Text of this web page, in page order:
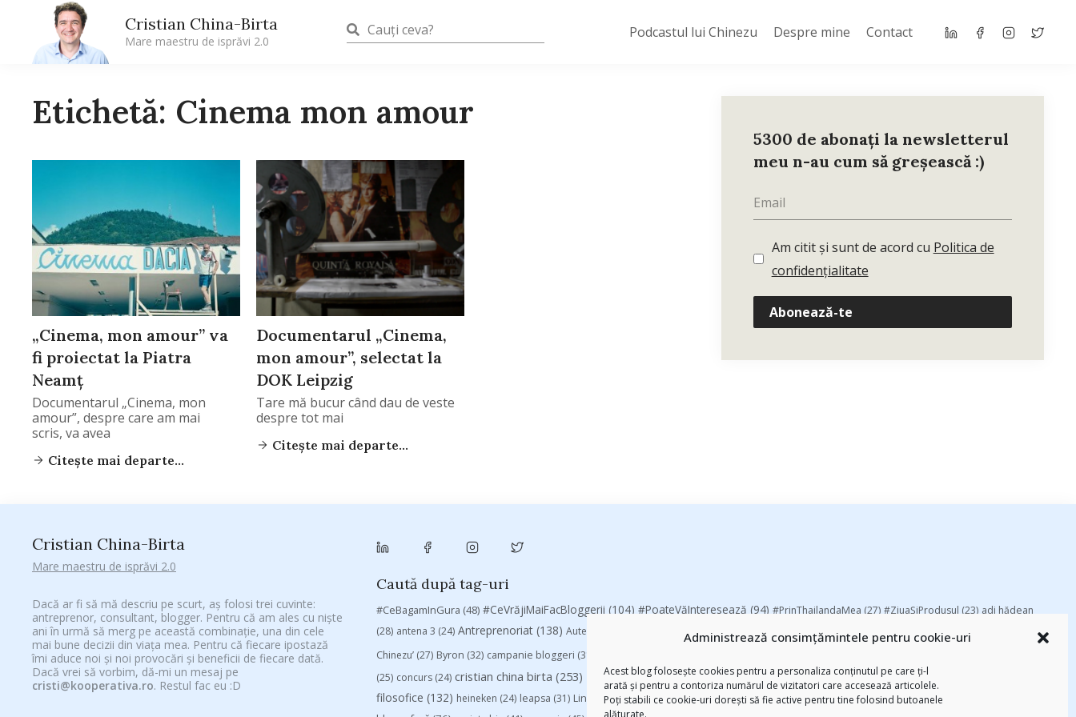
Administrează consimțămintele pentru cookie-uri
Acest blog folosește cookies pentru a personaliza conținutul pe care ți-l
arată și pentru a contoriza numărul de vizitatori care accesează articolele.
Poți stabili ce cookie-uri dorești să fie active pentru tine folosind butoanele
alăturate.
Cristian China-Birta
Mare maestru de isprăvi 2.0
Podcastul lui Chinezu Despre mine Contact
Etichetă: Cinema mon amour
„Cinema, mon amour” va
fi proiectat la Piatra
Neamț
Documentarul „Cinema, mon
amour”, despre care am mai
scris, va avea
Citește mai departe...
Documentarul „Cinema,
mon amour”, selectat la
DOK Leipzig
Tare mă bucur când dau de veste
despre tot mai
Citește mai departe...
5300 de abonați la newsletterul
meu n-au cum să greșească :)
Am citit și sunt de acord cu Politica de
confidențialitate
Abonează-te
Cristian China-Birta
Mare maestru de isprăvi 2.0
Dacă ar fi să mă descriu pe scurt, aș folosi trei cuvinte:
antreprenor, consultant, blogger. Pentru că am ales cu niște
ani în urmă să merg pe această combinație, una din cele
mai bune decizii din viața mea. Pentru că fiecare ipostază
îmi aduce noi și noi provocări și beneficii de fiecare dată.
Dacă vrei să vorbim, dă-mi un mesaj pe
cristi@kooperativa.ro. Restul fac eu :D
Caută după tag-uri
#CeBagamInGura (48) #CeVrăjiMaiFacBloggerii (104) #PoateVăInteresează (94) #PrinThailandaMea (27) #ZiuaȘiProdusul (23) adi hădean
(28) antena 3 (24) Antreprenoriat (138) Autenticitate baia mare (24) basescu (43) Blogal Initiative(26) brand personal(30)
Brandu’ lu’
Chinezu’ (27) Byron (32) campanie bloggeri (31)
(25) concurs (24) cristian china birta (253) Despre cartile pe care le-am citit (258) digital(154) federatia romana de rugby
filosofice (132) heineken (24) leapsa (31) Linkurile zilei(39) manafu(33) mara(27) marius matache (24) Parenting(55) Recomandările zilei din